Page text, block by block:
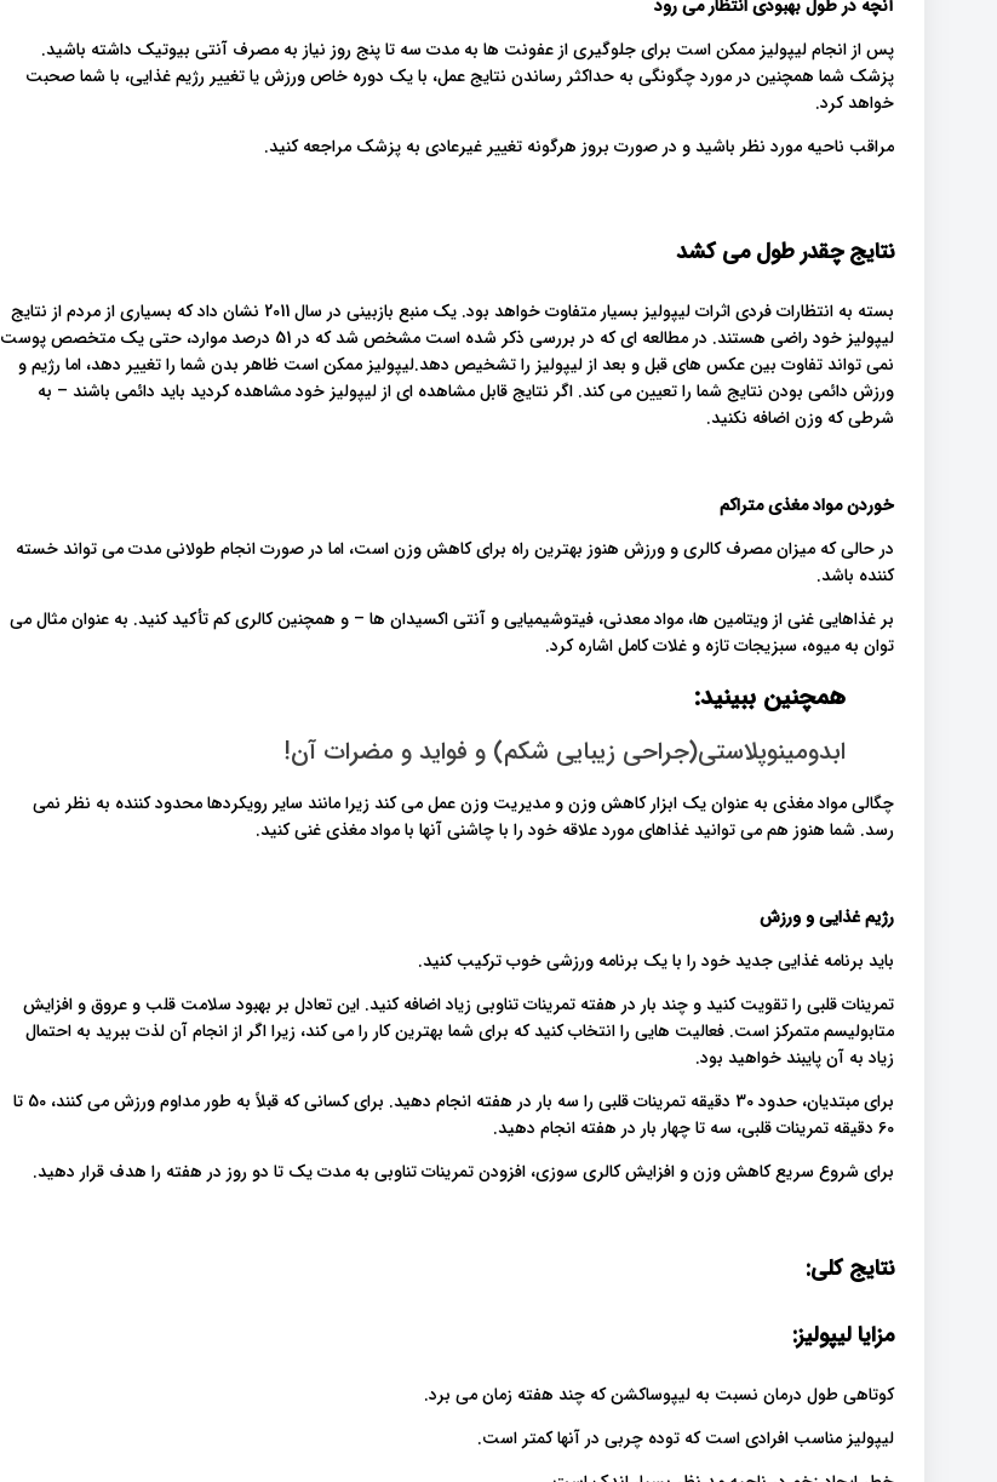
آنچه در طول بهبودی انتظار می رود
پس از انجام لیپولیز ممکن است برای جلوگیری از عفونت ها به مدت سه تا پنج روز نیاز به مصرف آنتی بیوتیک داشته باشید.
پزشک شما همچنین در مورد چگونگی به حداکثر رساندن نتایج عمل، با یک دوره خاص ورزش یا تغییر رژیم غذایی، با شما صحبت
خواهد کرد.
مراقب ناحیه مورد نظر باشید و در صورت بروز هرگونه تغییر غیرعادی به پزشک مراجعه کنید.
نتایج چقدر طول می کشد
بسته به انتظارات فردی اثرات لیپولیز بسیار متفاوت خواهد بود. یک منبع بازبینی در سال 2011 نشان داد که بسیاری از مردم از نتایج
لیپولیز خود راضی هستند. در مطالعه ای که در بررسی ذکر شده است مشخص شد که در 51 درصد موارد، حتی یک متخصص پوست
نمی تواند تفاوت بین عکس های قبل و بعد از لیپولیز را تشخیص دهد.لیپولیز ممکن است ظاهر بدن شما را تغییر دهد، اما رژیم و
ورزش دائمی بودن نتایج شما را تعیین می کند. اگر نتایج قابل مشاهده ای از لیپولیز خود مشاهده کردید باید دائمی باشند – به
شرطی که وزن اضافه نکنید.
خوردن مواد مغذی متراکم
در حالی که میزان مصرف کالری و ورزش هنوز بهترین راه برای کاهش وزن است، اما در صورت انجام طولانی مدت می تواند خسته
کننده باشد.
بر غذاهایی غنی از ویتامین ها، مواد معدنی، فیتوشیمیایی و آنتی اکسیدان ها – و همچنین کالری کم تأکید کنید. به عنوان مثال می
توان به میوه، سبزیجات تازه و غلات کامل اشاره کرد.
همچنین ببینید:
ابدومینوپلاستی(جراحی زیبایی شکم) و فواید و مضرات آن!
چگالی مواد مغذی به عنوان یک ابزار کاهش وزن و مدیریت وزن عمل می کند زیرا مانند سایر رویکردها محدود کننده به نظر نمی
رسد. شما هنوز هم می توانید غذاهای مورد علاقه خود را با چاشنی آنها با مواد مغذی غنی کنید.
رژیم غذایی و ورزش
باید برنامه غذایی جدید خود را با یک برنامه ورزشی خوب ترکیب کنید.
تمرینات قلبی را تقویت کنید و چند بار در هفته تمرینات تناوبی زیاد اضافه کنید. این تعادل بر بهبود سلامت قلب و عروق و افزایش
متابولیسم متمرکز است. فعالیت هایی را انتخاب کنید که برای شما بهترین کار را می کند، زیرا اگر از انجام آن لذت ببرید به احتمال
زیاد به آن پایبند خواهید بود.
برای مبتدیان، حدود 30 دقیقه تمرینات قلبی را سه بار در هفته انجام دهید. برای کسانی که قبلاً به طور مداوم ورزش می کنند، 50 تا
60 دقیقه تمرینات قلبی، سه تا چهار بار در هفته انجام دهید.
برای شروع سریع کاهش وزن و افزایش کالری سوزی، افزودن تمرینات تناوبی به مدت یک تا دو روز در هفته را هدف قرار دهید.
نتایج کلی:
مزایا لیپولیز:
کوتاهی طول درمان نسبت به لیپوساکشن که چند هفته زمان می برد.
لیپولیز مناسب افرادی است که توده چربی در آنها کمتر است.